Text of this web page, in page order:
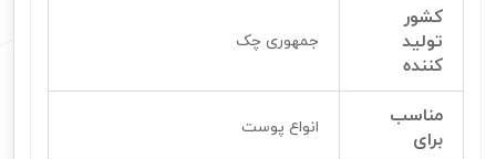
کشور
تولید
کننده
جمهوری چک
مناسب
برای
انواع پوست